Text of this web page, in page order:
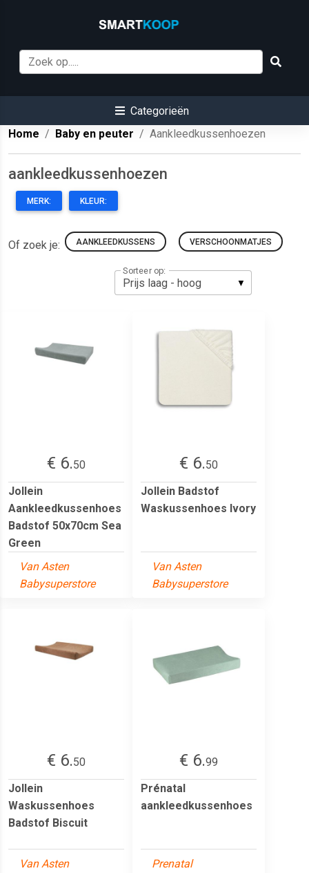
Categorieën
Home
Baby en peuter Aankleedkussenhoezen
aankleedkussenhoezen
MERK: KLEUR:
Of zoek je: AANKLEEDKUSSENS VERSCHOONMATJES
Sorteer op:
€ 6.50
Jollein
Aankleedkussenhoes
Badstof 50x70cm Sea
Green
Van Asten
Babysuperstore
€ 6.50
Jollein Badstof
Waskussenhoes Ivory
Van Asten
Babysuperstore
€ 6.50
Jollein
Waskussenhoes
Badstof Biscuit
Van Asten
€ 6.99
Prénatal
aankleedkussenhoes
Prenatal